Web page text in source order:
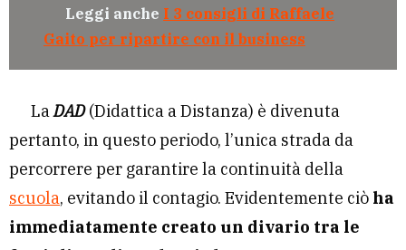
Leggi anche I 3 consigli di Raffaele
Gaito per ripartire con il business
LaDAD(Didattica a Distanza) è divenuta
pertanto, in questo periodo, l’unica strada da
percorrere per garantire la continuità della
scuola, evitando il contagio. Evidentemente ciò ha
immediatamente creato un divario tra le